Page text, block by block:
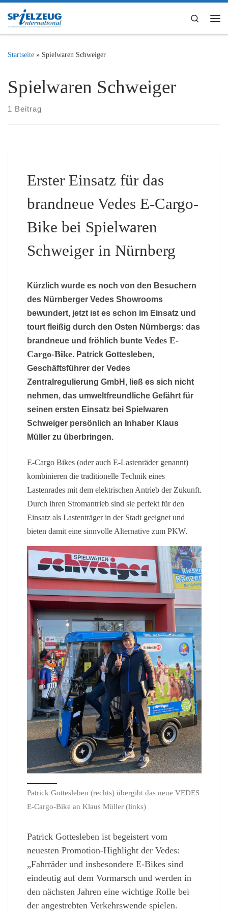
Zum Inhalt springen
Search
Startseite » Spielwaren Schweiger
Spielwaren Schweiger
1 Beitrag
Erster Einsatz für das
brandneue Vedes E-Cargo-
Bike bei Spielwaren
Schweiger in Nürnberg
Kürzlich wurde es noch von den Besuchern
des Nürnberger Vedes Showrooms
bewundert, jetzt ist es schon im Einsatz und
tourt fleißig durch den Osten Nürnbergs: das
brandneue und fröhlich bunte Vedes E-
Cargo-Bike. Patrick Gottesleben,
Geschäftsführer der Vedes
Zentralregulierung GmbH, ließ es sich nicht
nehmen, das umweltfreundliche Gefährt für
seinen ersten Einsatz bei Spielwaren
Schweiger persönlich an Inhaber Klaus
Müller zu überbringen.
E-Cargo Bikes (oder auch E-Lastenräder genannt)
kombinieren die traditionelle Technik eines
Lastenrades mit dem elektrischen Antrieb der Zukunft.
Durch ihren Stromantrieb sind sie perfekt für den
Einsatz als Lastenträger in der Stadt geeignet und
bieten damit eine sinnvolle Alternative zum PKW.
Patrick Gottesleben (rechts) übergibt das neue VEDES
E-Cargo-Bike an Klaus Müller (links)
Patrick Gottesleben ist begeistert vom
neuesten Promotion-Highlight der Vedes:
„Fahrräder und insbesondere E-Bikes sind
eindeutig auf dem Vormarsch und werden in
den nächsten Jahren eine wichtige Rolle bei
der angestrebten Verkehrswende spielen.